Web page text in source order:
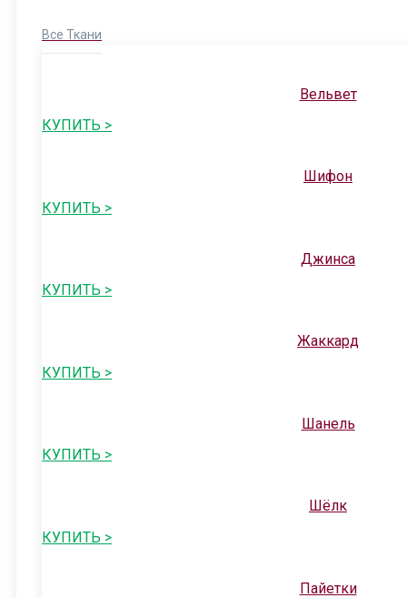
Все Ткани
Вельвет
КУПИТЬ >
Шифон
КУПИТЬ >
Джинса
КУПИТЬ >
Жаккард
КУПИТЬ >
Шанель
КУПИТЬ >
Шёлк
КУПИТЬ >
Пайетки